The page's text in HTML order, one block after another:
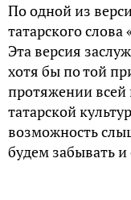
По одной из
татарского слова
Эта версия
хотя бы по той
протяжении всей
татарской
возможность
будем забывать